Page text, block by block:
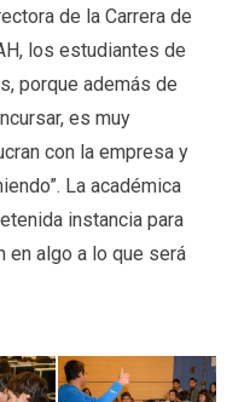
de la Carrera de
los estudiantes de
porque además de
es muy
con la empresa y
La académica
instancia para
en algo a lo que será